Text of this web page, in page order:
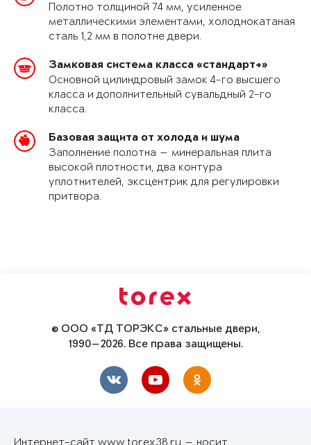
Полотно толщиной 74 мм, усиленное
металлическими элементами, холоднокатаная
сталь 1,2 мм в полотне двери.
Замковая система класса «стандарт+»
Основной цилиндровый замок 4-го высшего
класса и дополнительный сувальдный 2-го
класса.
Базовая защита от холода и шума
Заполнение полотна — минеральная плита
высокой плотности, два контура
уплотнителей, эксцентрик для регулировки
притвора.
© ООО «ТД ТОРЭКС» стальные двери,
1990—2026. Все права защищены.